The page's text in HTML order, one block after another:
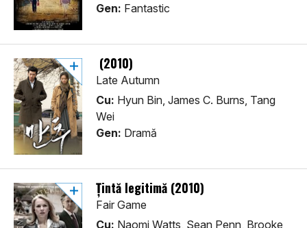
Gen: Fantastic
(2010)
Late Autumn
Cu: Hyun Bin, James C. Burns, Tang
Wei
Gen: Dramă
Țintă legitimă (2010)
Fair Game
Cu: Naomi Watts, Sean Penn, Brooke